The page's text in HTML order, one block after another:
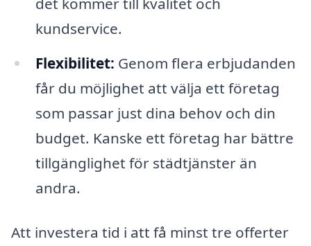
kundservice.
Flexibilitet: Genom flera erbjudanden
får du möjlighet att välja ett företag
som passar just dina behov och din
budget. Kanske ett företag har bättre
tillgänglighet för städtjänster än
andra.
Att investera tid i att få minst tre offerter